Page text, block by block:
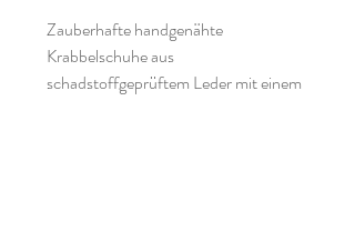
Zauberhafte handgenähte
Krabbelschuhe aus
schadstoffgeprüftem Leder mit einem